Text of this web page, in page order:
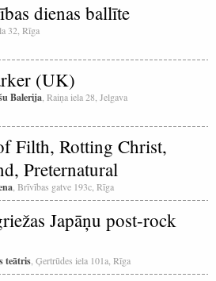
dienas ballīte
32, Rīga
(UK)
Balerija , Raiņa iela 28, Jelgava
Filth, Rotting Christ,
Preternatural
, Brīvības gatve 193c, Rīga
Japāņu post-rock
teātris , Ģertrūdes iela 101a, Rīga